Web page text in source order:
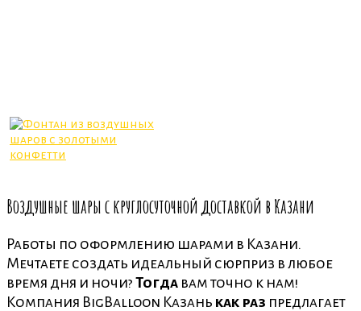
Воздушные шары с круглосуточной доставкой в Казани
Работы по оформлению шарами в Казани.
Мечтаете создать идеальный сюрприз в любое
время дня и ночи? Тогда вам точно к нам!
Компания BigBalloon Казань как раз предлагает